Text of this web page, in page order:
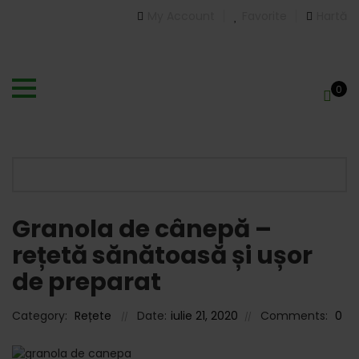
0
Granola de cânepă –
rețetă sănătoasă și ușor
de preparat
Category: Rețete Date: iulie 21, 2020 Comments: 0